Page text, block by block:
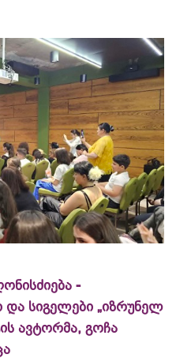
-
სიგელები „იზრუნელ
ავტორმა, გოჩა